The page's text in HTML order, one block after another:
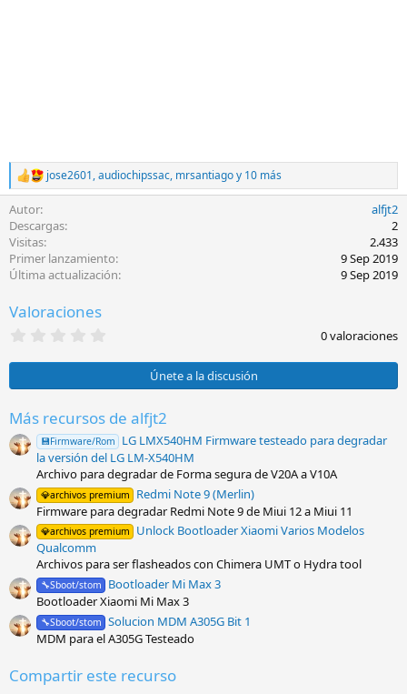
R
e
a
c
c
i
o
n
s
jose2601,audiochipssac, mrsantiagoy 10 más
Autor
alfjt2
Descargas
2
Visitas
2.433
Primer lanzamiento
9 Sep 2019
Última actualización
9 Sep 2019
Valoraciones
0
e
t
r
e
l
l
a
(
s
)
0 valoraciones
Únete a la discusión
Más recursos de alfjt2
💾Firmware/Rom
LG LMX540HM Firmware testeado para degradar
la versión del LG LM-X540HM
Archivo para degradar de Forma segura de V20A a V10A
💎archivos premium
Redmi Note 9 (Merlin)
Firmware para degradar Redmi Note 9 de Miui 12 a Miui 11
💎archivos premium
Unlock Bootloader Xiaomi Varios Modelos
Qualcomm
Archivos para ser flasheados con Chimera UMT o Hydra tool
🔧Sboot/stom
Bootloader Mi Max 3
Bootloader Xiaomi Mi Max 3
🔧Sboot/stom Solucion MDM A305G Bit 1
MDM para el A305G Testeado
Compartir este recurso